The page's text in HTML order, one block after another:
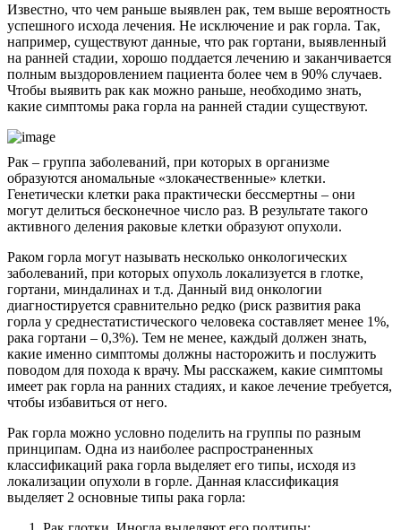
Известно, что чем раньше выявлен рак, тем выше вероятность
успешного исхода лечения. Не исключение и рак горла. Так,
например, существуют данные, что рак гортани, выявленный
на ранней стадии, хорошо поддается лечению и заканчивается
полным выздоровлением пациента более чем в 90% случаев.
Чтобы выявить рак как можно раньше, необходимо знать,
какие симптомы рака горла на ранней стадии существуют.
Рак – группа заболеваний, при которых в организме
образуются аномальные «злокачественные» клетки.
Генетически клетки рака практически бессмертны – они
могут делиться бесконечное число раз. В результате такого
активного деления раковые клетки образуют опухоли.
Раком горла могут называть несколько онкологических
заболеваний, при которых опухоль локализуется в глотке,
гортани, миндалинах и т.д. Данный вид онкологии
диагностируется сравнительно редко (риск развития рака
горла у среднестатистического человека составляет менее 1%,
рака гортани – 0,3%). Тем не менее, каждый должен знать,
какие именно симптомы должны насторожить и послужить
поводом для похода к врачу. Мы расскажем, какие симптомы
имеет рак горла на ранних стадиях, и какое лечение требуется,
чтобы избавиться от него.
Рак горла можно условно поделить на группы по разным
принципам. Одна из наиболее распространенных
классификаций рака горла выделяет его типы, исходя из
локализации опухоли в горле. Данная классификация
выделяет 2 основные типы рака горла: